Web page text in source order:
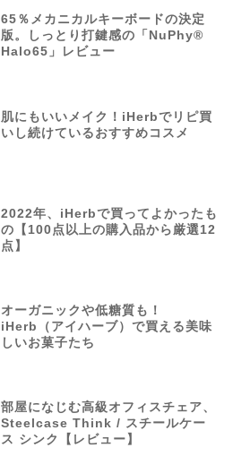
65％メカニカルキーボードの決定
版。しっとり打鍵感の「NuPhy®
Halo65」レビュー
肌にもいいメイク！iHerbでリピ買
いし続けているおすすめコスメ
2022年、iHerbで買ってよかったも
の【100点以上の購入品から厳選12
点】
オーガニックや低糖質も！
iHerb（アイハーブ）で買える美味
しいお菓子たち
部屋になじむ高級オフィスチェア、
Steelcase Think / スチールケー
ス シンク【レビュー】